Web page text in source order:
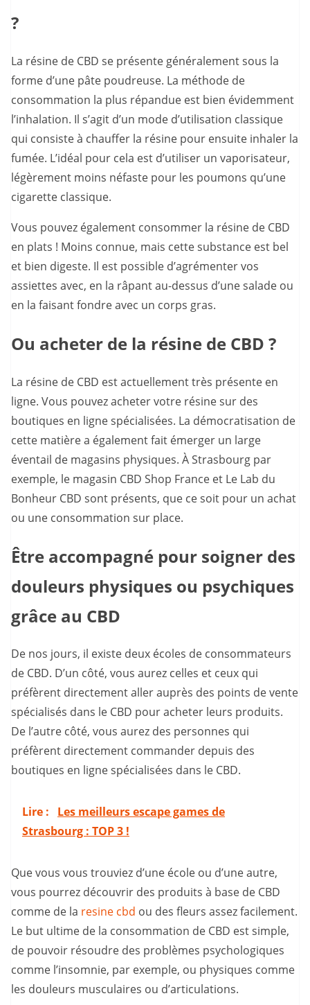
?
La résine de CBD se présente généralement sous la
forme d’une pâte poudreuse. La méthode de
consommation la plus répandue est bien évidemment
l’inhalation. Il s’agit d’un mode d’utilisation classique
qui consiste à chauffer la résine pour ensuite inhaler la
fumée. L’idéal pour cela est d’utiliser un vaporisateur,
légèrement moins néfaste pour les poumons qu’une
cigarette classique.
Vous pouvez également consommer la résine de CBD
en plats ! Moins connue, mais cette substance est bel
et bien digeste. Il est possible d’agrémenter vos
assiettes avec, en la râpant au-dessus d’une salade ou
en la faisant fondre avec un corps gras.
Ou acheter de la résine de CBD ?
La résine de CBD est actuellement très présente en
ligne. Vous pouvez acheter votre résine sur des
boutiques en ligne spécialisées. La démocratisation de
cette matière a également fait émerger un large
éventail de magasins physiques. À Strasbourg par
exemple, le magasin CBD Shop France et Le Lab du
Bonheur CBD sont présents, que ce soit pour un achat
ou une consommation sur place.
Être accompagné pour soigner des
douleurs physiques ou psychiques
grâce au CBD
De nos jours, il existe deux écoles de consommateurs
de CBD. D’un côté, vous aurez celles et ceux qui
préfèrent directement aller auprès des points de vente
spécialisés dans le CBD pour acheter leurs produits.
De l’autre côté, vous aurez des personnes qui
préfèrent directement commander depuis des
boutiques en ligne spécialisées dans le CBD.
Lire :
Les meilleurs escape games de
Strasbourg : TOP 3 !
Que vous vous trouviez d’une école ou d’une autre,
vous pourrez découvrir des produits à base de CBD
comme de la resine cbd ou des fleurs assez facilement.
Le but ultime de la consommation de CBD est simple,
de pouvoir résoudre des problèmes psychologiques
comme l’insomnie, par exemple, ou physiques comme
les douleurs musculaires ou d’articulations.